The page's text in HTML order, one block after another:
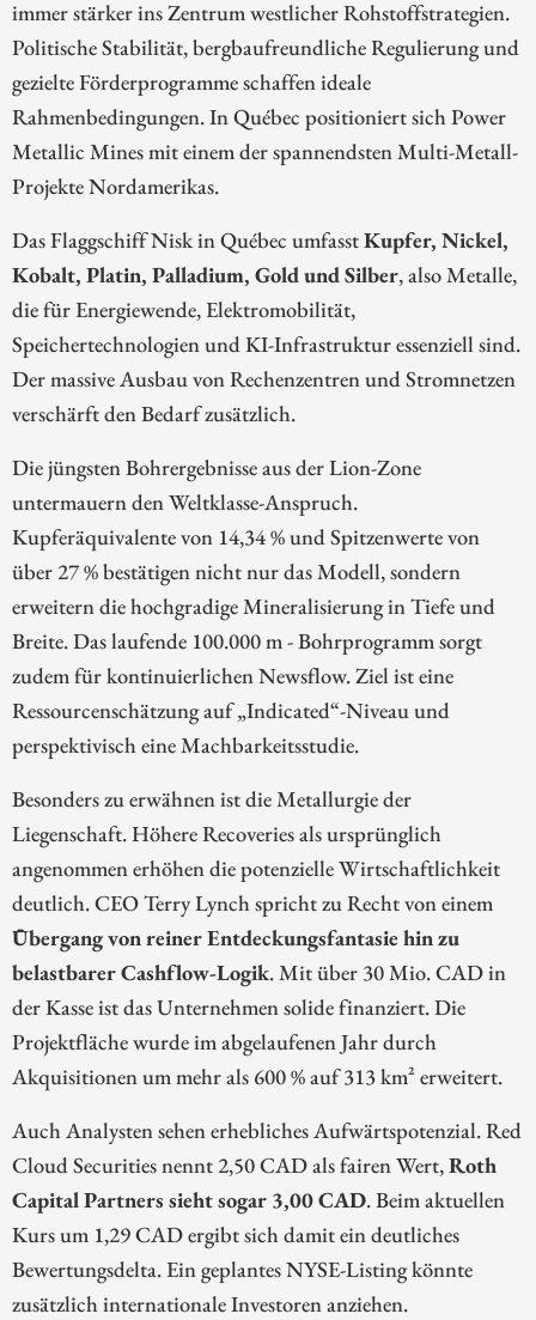
immer stärker ins Zentrum westlicher Rohstoffstrategien.
Politische Stabilität, bergbaufreundliche Regulierung und
gezielte Förderprogramme schaffen ideale
Rahmenbedingungen. In Québec positioniert sich Power
Metallic Mines mit einem der spannendsten Multi-Metall-
Projekte Nordamerikas.
Das Flaggschiff Nisk in Québec umfasstKupfer, Nickel,
Kobalt, Platin, Palladium, Gold und Silber, also Metalle,
die für Energiewende, Elektromobilität,
Speichertechnologien und KI-Infrastruktur essenziell sind.
Der massive Ausbau von Rechenzentren und Stromnetzen
verschärft den Bedarf zusätzlich.
Die jüngsten Bohrergebnisse aus der Lion-Zone
untermauern den Weltklasse-Anspruch.
Kupferäquivalente von 14,34 % und Spitzenwerte von
über 27 % bestätigen nicht nur das Modell, sondern
erweitern die hochgradige Mineralisierung in Tiefe und
Breite. Das laufende 100.000 m - Bohrprogramm sorgt
zudem für kontinuierlichen Newsflow. Ziel ist eine
Ressourcenschätzung auf „Indicated“-Niveau und
perspektivisch eine Machbarkeitsstudie.
Besonders zu erwähnen ist die Metallurgie der
Liegenschaft. Höhere Recoveries als ursprünglich
angenommen erhöhen die potenzielle Wirtschaftlichkeit
deutlich. CEO Terry Lynch spricht zu Recht von einem
Übergang von reiner Entdeckungsfantasie hin zu
belastbarer Cashflow-Logik. Mit über 30 Mio. CAD in
der Kasse ist das Unternehmen solide finanziert. Die
Projektfläche wurde im abgelaufenen Jahr durch
Akquisitionen um mehr als 600 % auf 313 km² erweitert.
Auch Analysten sehen erhebliches Aufwärtspotenzial. Red
Cloud Securities nennt 2,50 CAD als fairen Wert,Roth
Capital Partners sieht sogar 3,00 CAD. Beim aktuellen
Kurs um 1,29 CAD ergibt sich damit ein deutliches
Bewertungsdelta. Ein geplantes NYSE-Listing könnte
zusätzlich internationale Investoren anziehen.